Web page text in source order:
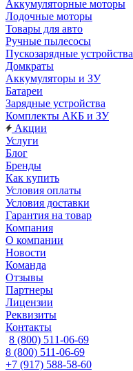
Аккумуляторные моторы
Лодочные моторы
Товары для авто
Ручные пылесосы
Пускозарядные устройства
Домкраты
Аккумуляторы и ЗУ
Батареи
Зарядные устройства
Комплекты АКБ и ЗУ
Акции
Услуги
Блог
Бренды
Как купить
Условия оплаты
Условия доставки
Гарантия на товар
Компания
О компании
Новости
Команда
Отзывы
Партнеры
Лицензии
Реквизиты
Контакты
8 (800) 511-06-69
8 (800) 511-06-69
+7 (917) 588-58-60